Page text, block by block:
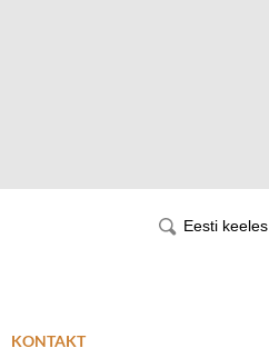
Eesti keeles
KONTAKT